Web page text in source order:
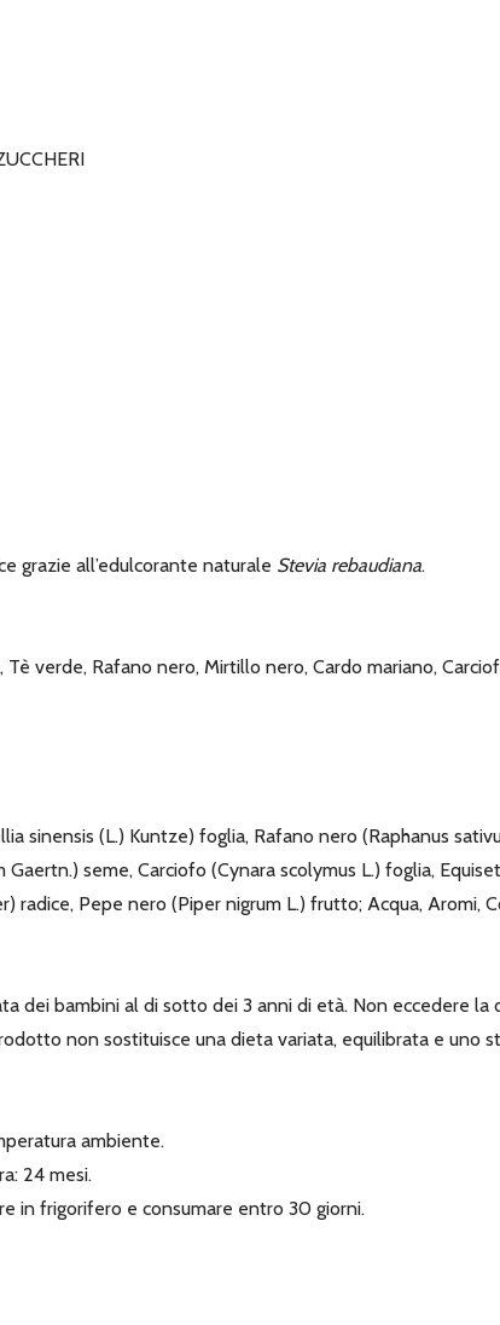
grazie all’edulcorante naturale Stevia rebaudiana.
Tè verde, Rafano nero, Mirtillo nero, Cardo mariano,
sinensis (L.) Kuntze) foglia, Rafano nero (Raphanus
Gaertn.) seme, Carciofo (Cynara scolymus L.) foglia,
radice, Pepe nero (Piper nigrum L.) frutto; Acqua, Aromi,
dei bambini al di sotto dei 3 anni di età. Non eccedere la
non sostituisce una dieta variata, equilibrata e uno
ambiente.
24 mesi.
in frigorifero e consumare entro 30 giorni.